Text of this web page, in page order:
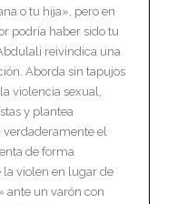
o tu hija», pero en
podría haber sido tu
reivindica una
Aborda sin tapujos
violencia sexual,
y plantea
verdaderamente el
de forma
violen en lugar de
ante un varón con